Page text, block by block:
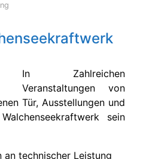
In Zahlreichen
Veranstaltungen von
Tür, Ausstellungen und
sein
an technischer Leistung